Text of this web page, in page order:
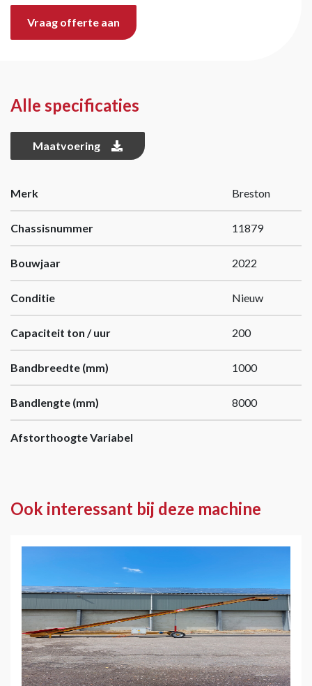
Vraag offerte aan
Alle specificaties
Maatvoering
Merk Breston
Chassisnummer 11879
Bouwjaar 2022
Conditie Nieuw
Capaciteit ton / uur 200
Bandbreedte (mm) 1000
Bandlengte (mm) 8000
Afstorthoogte Variabel
Ook interessant bij deze machine